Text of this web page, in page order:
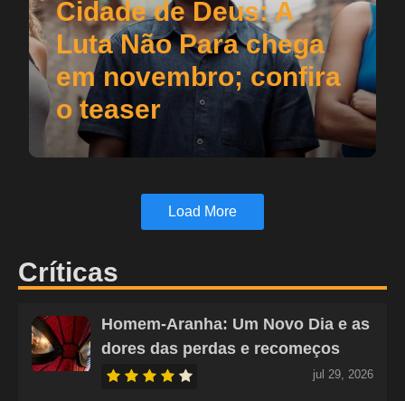
Cidade de Deus: A
Luta Não Para chega
em novembro; confira
o teaser
Load More
Críticas
Homem-Aranha: Um Novo Dia e as
dores das perdas e recomeços
jul 29, 2026